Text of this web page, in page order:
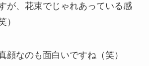
が、花束でじゃれあっている感
）
顔なのも面白いですね（笑）